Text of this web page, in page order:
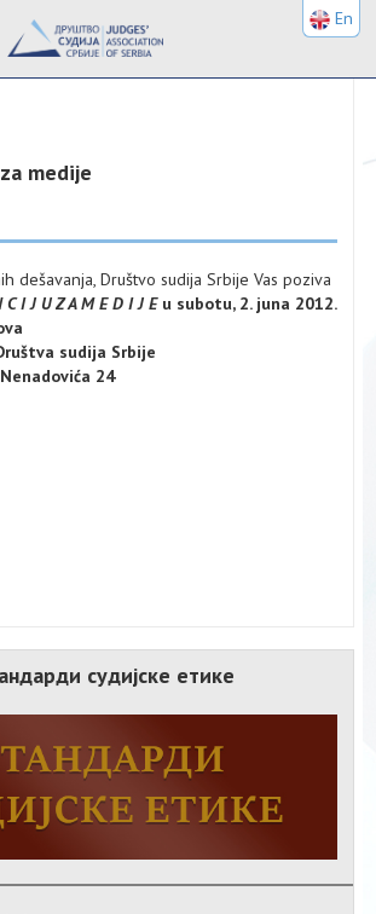
medije
dešavanja, Društvo sudija Srbije Vas poziva
I J U Z A M E D I J E u subotu, 2. juna 2012.
sudija Srbije
24
судијске етике
En